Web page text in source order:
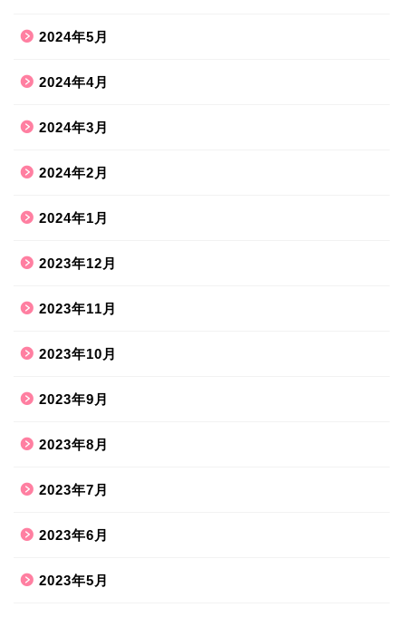
2024年5月
2024年4月
2024年3月
2024年2月
2024年1月
2023年12月
2023年11月
2023年10月
2023年9月
2023年8月
2023年7月
2023年6月
2023年5月